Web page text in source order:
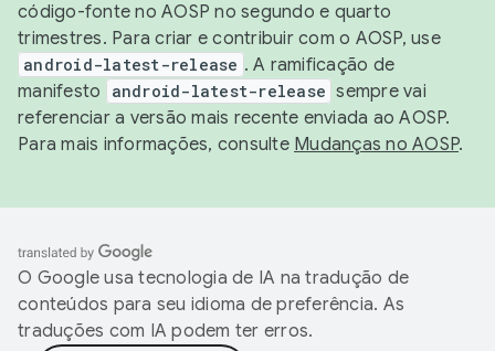
código-fonte no AOSP no segundo e quarto
trimestres. Para criar e contribuir com o AOSP, use
android-latest-release . A ramificação de
manifesto
android-latest-release sempre vai
referenciar a versão mais recente enviada ao AOSP.
Para mais informações, consulte Mudanças no AOSP.
O Google usa tecnologia de IA na tradução de
conteúdos para seu idioma de preferência. As
traduções com IA podem ter erros.